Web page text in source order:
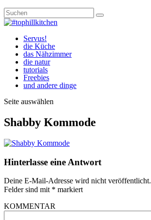
Servus!
die Küche
das Nähzimmer
die natur
tutorials
Freebies
und andere dinge
Seite auswählen
Shabby Kommode
Hinterlasse eine Antwort
Deine E-Mail-Adresse wird nicht veröffentlicht.
Felder sind mit * markiert
KOMMENTAR